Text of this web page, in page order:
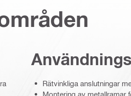
Rätvinkliga anslutningar